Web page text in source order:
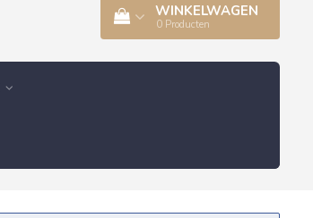
WINKELWAGEN
0 Producten